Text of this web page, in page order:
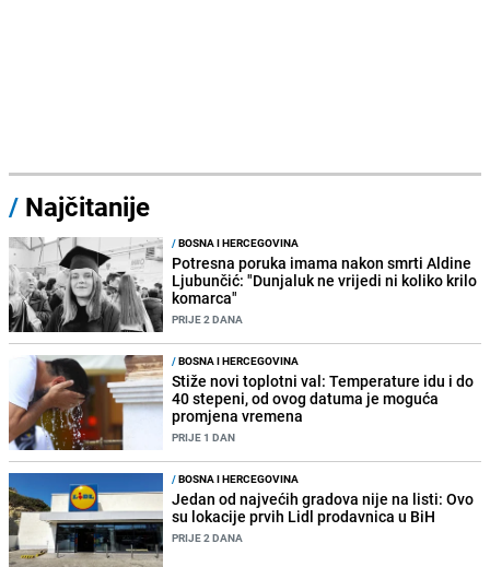
/ Najčitanije
/BOSNA I HERCEGOVINA
Potresna poruka imama nakon smrti Aldine
Ljubunčić: "Dunjaluk ne vrijedi ni koliko krilo
komarca"
PRIJE 2 DANA
/BOSNA I HERCEGOVINA
Stiže novi toplotni val: Temperature idu i do
40 stepeni, od ovog datuma je moguća
promjena vremena
PRIJE 1 DAN
/BOSNA I HERCEGOVINA
Jedan od najvećih gradova nije na listi: Ovo
su lokacije prvih Lidl prodavnica u BiH
PRIJE 2 DANA